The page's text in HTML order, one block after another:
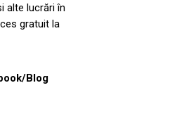
alte lucrări în
gratuit la
Blog